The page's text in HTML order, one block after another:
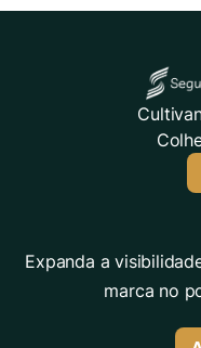
Expanda a
marca no